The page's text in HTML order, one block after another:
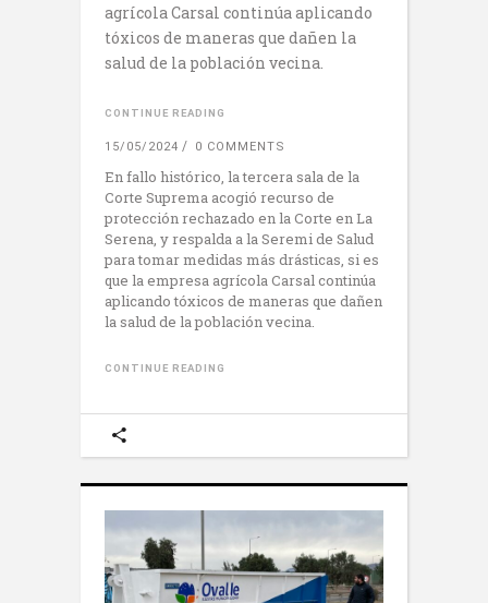
agrícola Carsal continúa aplicando
tóxicos de maneras que dañen la
salud de la población vecina.
CONTINUE READING
15/05/2024 0 COMMENTS
En fallo histórico, la tercera sala de la
Corte Suprema acogió recurso de
protección rechazado en la Corte en La
Serena, y respalda a la Seremi de Salud
para tomar medidas más drásticas, si es
que la empresa agrícola Carsal continúa
aplicando tóxicos de maneras que dañen
la salud de la población vecina.
CONTINUE READING